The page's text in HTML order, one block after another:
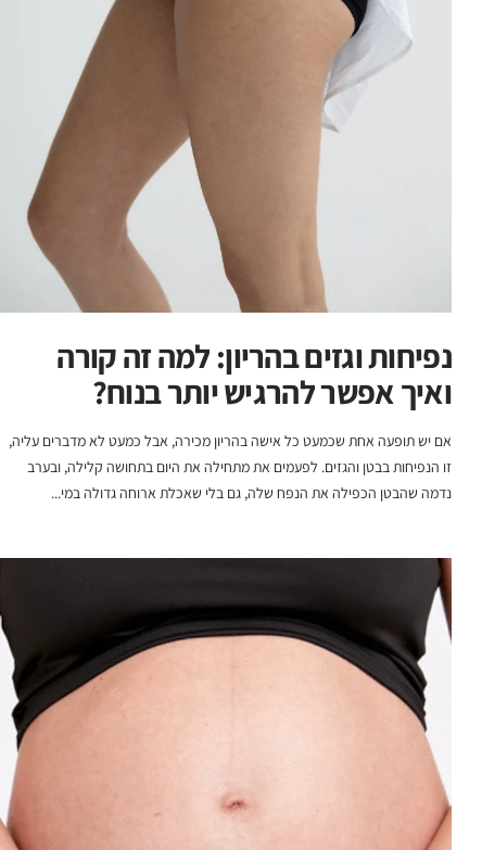
נפיחות וגזים בהריון: למה זה קורה
ואיך אפשר להרגיש יותר בנוח?
אם יש תופעה אחת שכמעט כל אישה בהריון מכירה, אבל כמעט לא מדברים עליה,
זו הנפיחות בבטן והגזים. לפעמים את מתחילה את היום בתחושה קלילה, ובערב
נדמה שהבטן הכפילה את הנפח שלה, גם בלי שאכלת ארוחה גדולה במי...